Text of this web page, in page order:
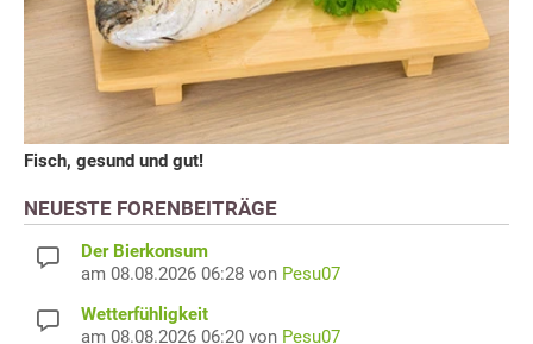
Fisch, gesund und gut!
NEUESTE FORENBEITRÄGE
Der Bierkonsum
am 08.08.2026 06:28 von Pesu07
Wetterfühligkeit
am 08.08.2026 06:20 von Pesu07